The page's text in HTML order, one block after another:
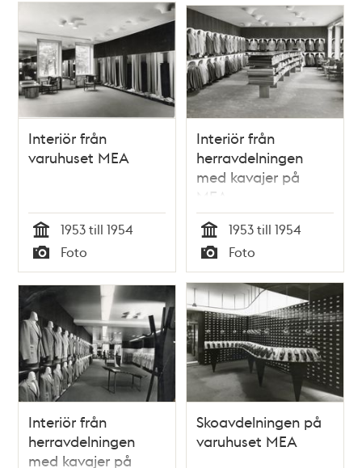
Interiör från
varuhuset MEA
Tid
1953 till 1954
Typ
Foto
Interiör från
herravdelningen
med kavajer på
MEA
Tid
1953 till 1954
Typ
Foto
Interiör från
herravdelningen
med kavajer på
Skoavdelningen på
varuhuset MEA